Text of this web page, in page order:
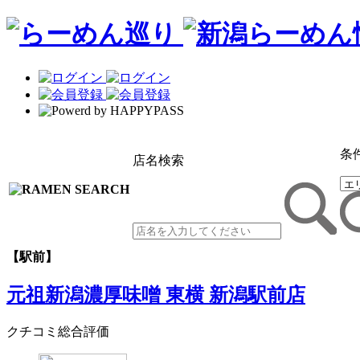
店名検索 条
【駅前】
元祖新潟濃厚味噌 東横 新潟駅前店
クチコミ総合評価